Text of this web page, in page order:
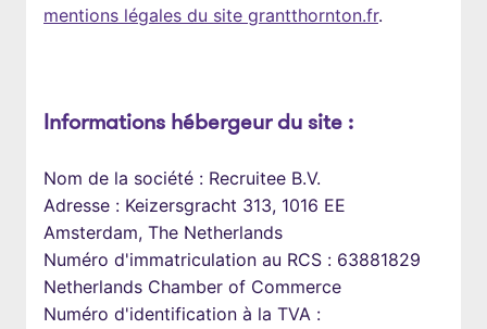
mentions légales du site grantthornton.fr.
Informations hébergeur du site :
Nom de la société : Recruitee B.V.
Adresse : Keizersgracht 313, 1016 EE
Amsterdam, The Netherlands
Numéro d'immatriculation au RCS : 63881829
Netherlands Chamber of Commerce
Numéro d'identification à la TVA :